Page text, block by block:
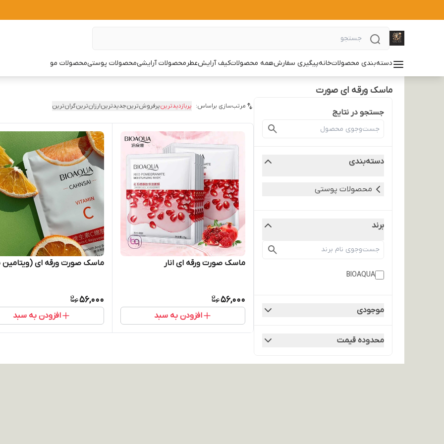
دسته‌بندی محصولاتخانهپیگیری سفارشهمه محصولاتکیف آرایشعطرمحصولات آرایشیمحصولات پوستیمحصولات مو
ماسک ورقه ای صورت
جستجو در نتایج
دسته‌بندی
محصولات پوستی
برند
BIOAQUA
موجودی
محدوده قیمت
مرتب‌سازی براساس: پربازدیدترینپرفروش‌ترینجدیدترینارزان‌ترینگران‌ترین
ماسک صورت ورقه ای انار
56,000
افزودن به سبد
ماسک صورت ورقه ای
56,000
افزودن به سبد